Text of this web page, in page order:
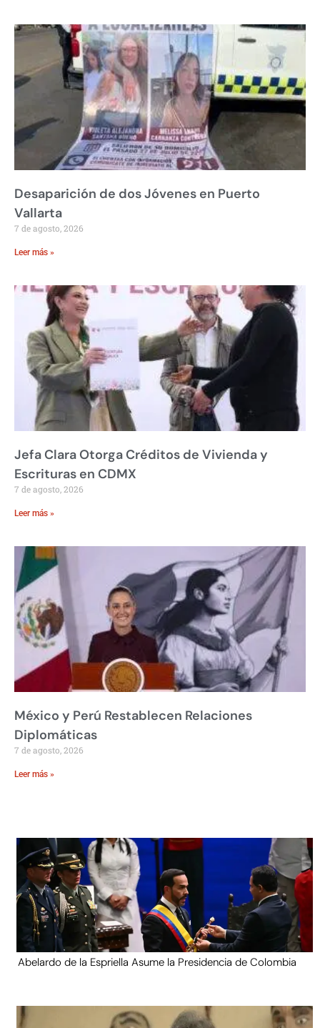
Desaparición de dos Jóvenes en Puerto
Vallarta
7 de agosto, 2026
Leer más »
Jefa Clara Otorga Créditos de Vivienda y
Escrituras en CDMX
7 de agosto, 2026
Leer más »
México y Perú Restablecen Relaciones
Diplomáticas
7 de agosto, 2026
Leer más »
Abelardo de la Espriella Asume la Presidencia de Colombia